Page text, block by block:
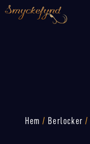
Hem / Berlocker /